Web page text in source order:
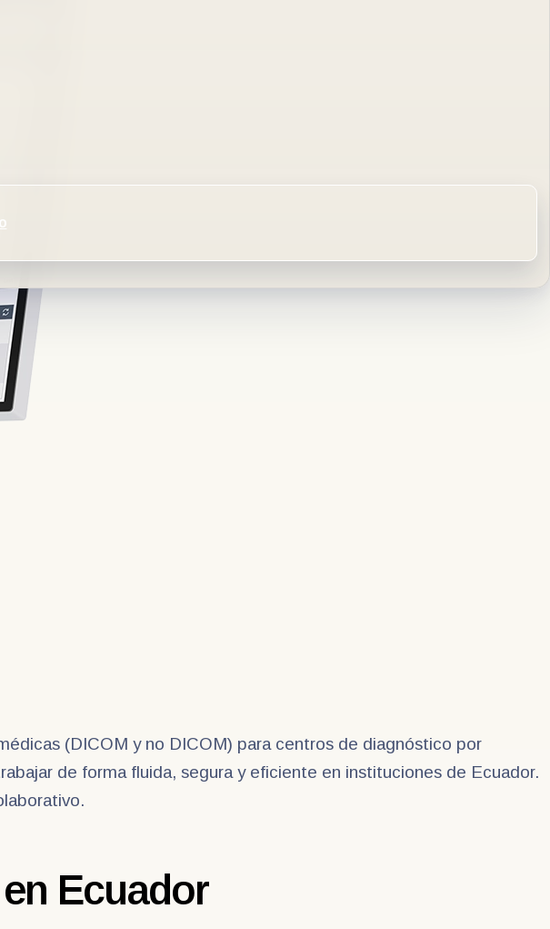
(DICOM y no DICOM) para centros de diagnóstico por
de forma fluida, segura y eficiente en instituciones de Ecuador.
Ecuador